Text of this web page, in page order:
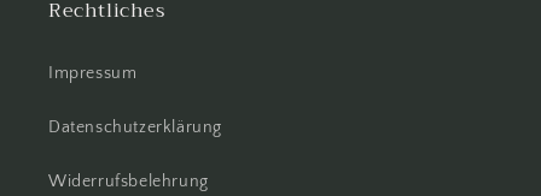
Rechtliches
Impressum
Datenschutzerklärung
Widerrufsbelehrung